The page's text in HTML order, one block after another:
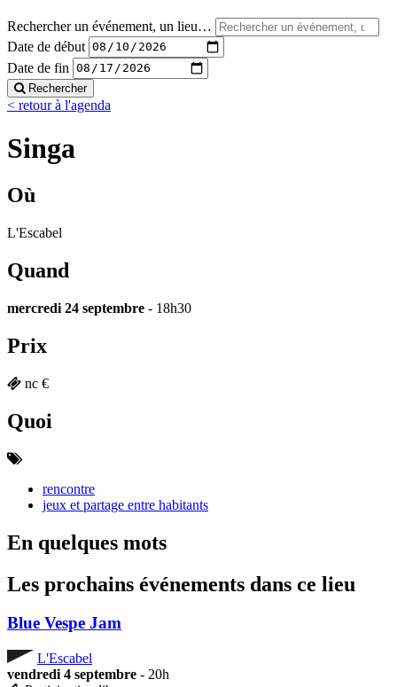
Rechercher un événement, un lieu…
Date de début
Date de fin
Rechercher
< retour à l'agenda
Singa
Où
L'Escabel
Quand
mercredi 24 septembre - 18h30
Prix
nc €
Quoi
rencontre
jeux et partage entre habitants
En quelques mots
Les prochains événements dans ce lieu
Blue Vespe Jam
L'Escabel
vendredi 4 septembre - 20h